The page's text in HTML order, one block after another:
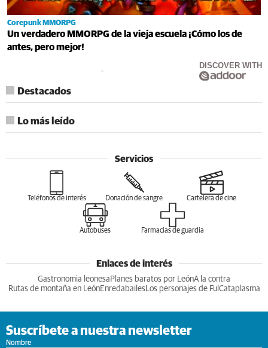
Corepunk MMORPG
Un verdadero MMORPG de la vieja escuela ¡Cómo los de
antes, pero mejor!
DISCOVER WITH
Destacados
Lo más leído
Servicios
Teléfonos de interés Donación de sangre Cartelera de cine
Autobuses Farmacias de guardia
Enlaces de interés
Gastronomia leonesa Planes baratos por LeónA la contra
Rutas de montaña en LeónEnredabailesLos personajes de Ful Cataplasma
Suscríbete a nuestra newsletter
Nombre